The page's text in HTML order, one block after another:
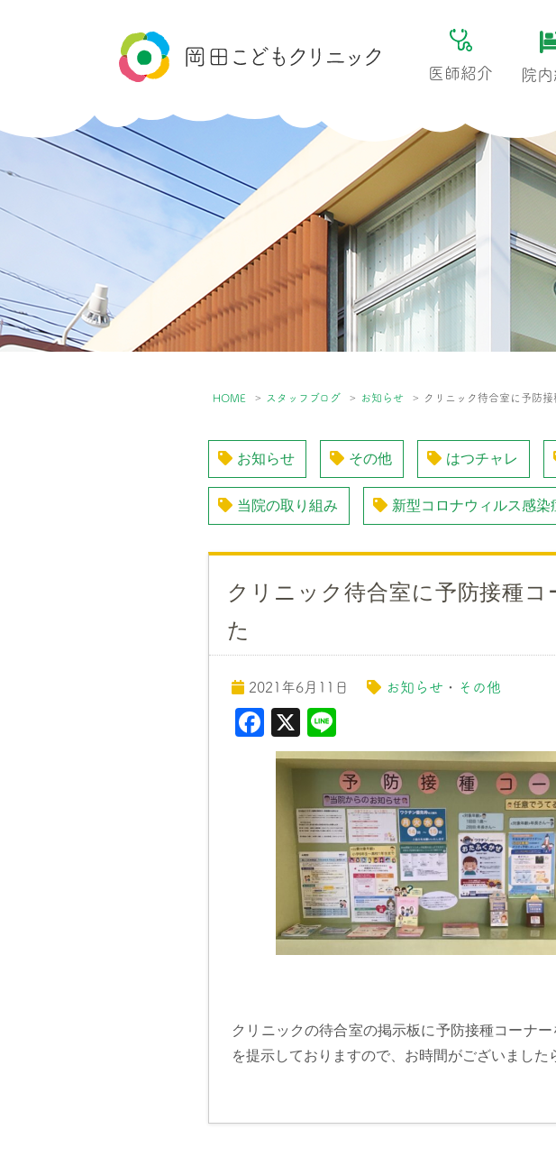
医師紹介 院
HOME スタッフブログ お知らせ クリニック待合室に予防
お知らせ その他 はつチャレ
当院の取り組み 新型コロナウィルス感染
クリニック待合室に予防接種コ
た
2021年6月11日 お知らせ ・ その他
F
a
c
k
X
n
e
クリニックの待合室の掲示板に予防接種コーナ
を提示しておりますので、お時間がございました